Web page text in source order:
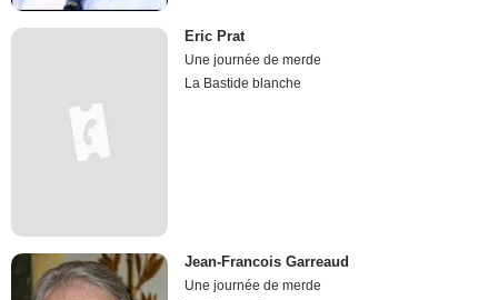
Eric Prat
Une journée de merde
La Bastide blanche
Jean-Francois Garreaud
Une journée de merde